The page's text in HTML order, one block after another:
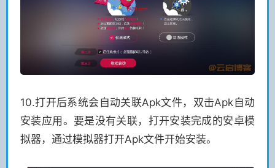
10.打开后系统会自动关联Apk文件，双击Apk自动
安装应用。要是没有关联，打开安装完成的安卓模
拟器，通过模拟器打开Apk文件开始安装。